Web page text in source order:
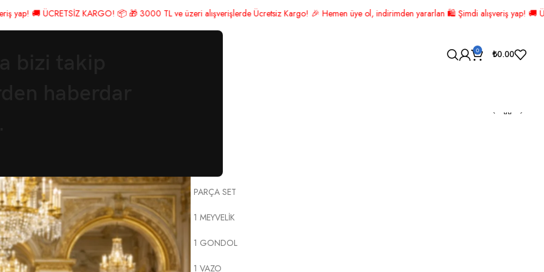
ve üzeri alışverişlerde Ücretsiz Kargo! 🎉 Hemen üye ol, indirimden yararlan 🛍️ Şimdi alışveriş yap! 🚚 ÜCRETSİZ KARGO! 📦
0 ₺0.00
SET
PARÇA SET
1 MEYVELİK
1 GONDOL
1 VAZO